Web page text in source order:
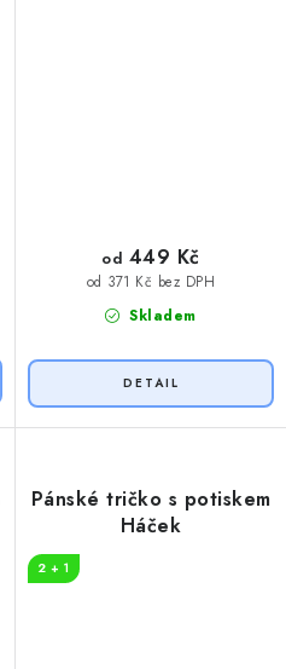
Skladem
od 371 Kč bez DPH
od 449 Kč
Pánské tričko s potiskem
Háček
2 + 1